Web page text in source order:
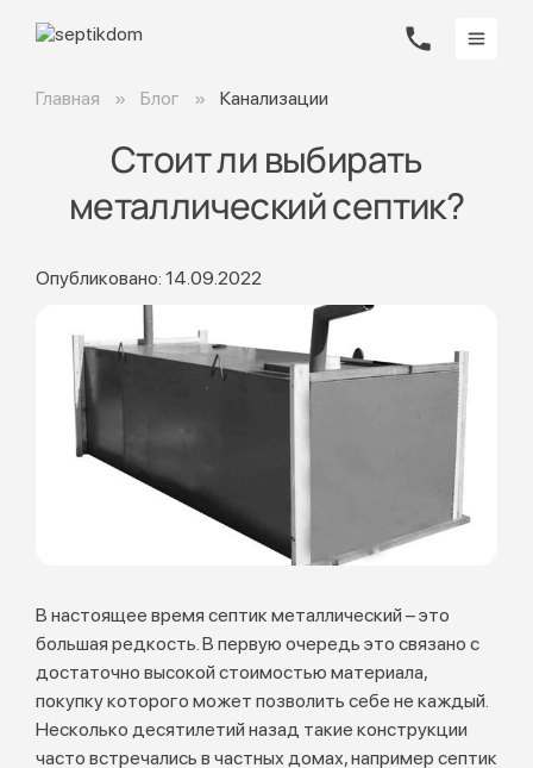
Главная Блог Канализации
Стоит ли выбирать
металлический септик?
Опубликовано: 14.09.2022
В настоящее время септик металлический – это
большая редкость. В первую очередь это связано с
достаточно высокой стоимостью материала,
покупку которого может позволить себе не каждый.
Несколько десятилетий назад такие конструкции
часто встречались в частных домах, например септик